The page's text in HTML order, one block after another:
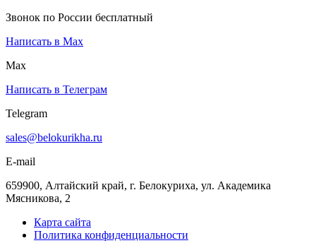
Звонок по России бесплатный
Написать в Max
Max
Написать в Телеграм
Telegram
sales@belokurikha.ru
E-mail
659900, Алтайский край, г. Белокуриха, ул. Академика
Мясникова, 2
Карта сайта
Политика конфиденциальности